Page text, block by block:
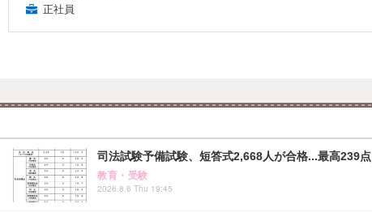
正社員
司法試験予備試験、短答式2,668人が合格...最高239点
教育・受験
2026.8.6 Thu 19:45